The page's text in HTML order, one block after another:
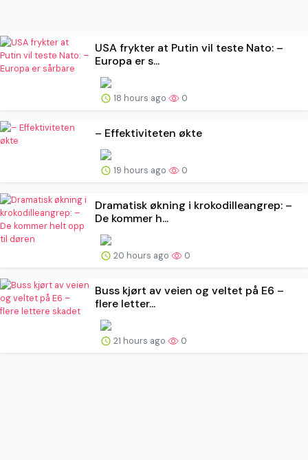
USA frykter at Putin vil teste Nato: –
Europa er s...
18 hours ago 0
– Effektiviteten økte
19 hours ago 0
Dramatisk økning i krokodilleangrep: –
De kommer h...
20 hours ago 0
Buss kjørt av veien og veltet på E6 –
flere letter...
21 hours ago 0